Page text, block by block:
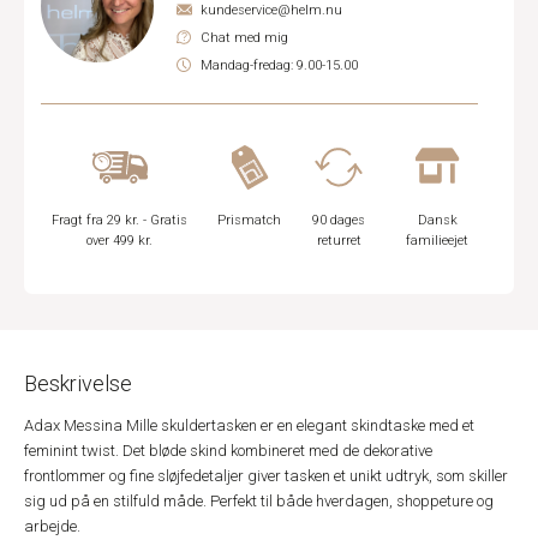
kundeservice@helm.nu
Chat med mig
Mandag-fredag: 9.00-15.00
Fragt fra 29 kr. - Gratis
over 499 kr.
Prismatch
90 dages
returret
Dansk
familieejet
Beskrivelse
Adax Messina Mille skuldertasken er en elegant skindtaske med et
feminint twist. Det bløde skind kombineret med de dekorative
frontlommer og fine sløjfedetaljer giver tasken et unikt udtryk, som skiller
sig ud på en stilfuld måde. Perfekt til både hverdagen, shoppeture og
arbejde.